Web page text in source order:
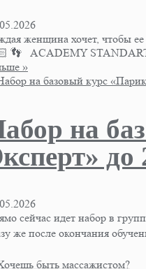
женщина хочет, чтобы
👣 ACADEMY STANDART
»
на
до
сейчас идет набор в
же после окончания